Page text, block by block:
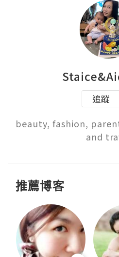
追蹤
beauty, fashion,
and
推薦博客